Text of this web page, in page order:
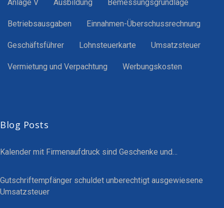
Anlage V Ausbildung Bemessungsgrundlage
Betriebsausgaben Einnahmen-Überschussrechnung
Geschäftsführer Lohnsteuerkarte Umsatzsteuer
Vermietung und Verpachtung Werbungskosten
Blog Posts
Kalender mit Firmenaufdruck sind Geschenke und…
Gutschriftempfänger schuldet unberechtigt ausgewiesene
Umsatzsteuer